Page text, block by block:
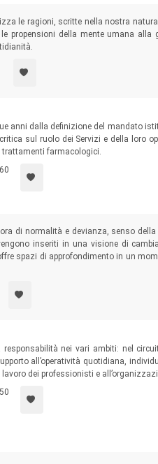
le ragioni, scritte nella nostra
propensioni della mente umana
anni dalla definizione del mandato
sul ruolo dei Servizi e della loro
trattamenti farmacologici.
di normalità e devianza, senso
inseriti in una visione di
spazi di approfondimento in un
e normativi, sia per le modifiche
responsabilità nei vari ambiti: nel
all’operatività quotidiana,
dei professionisti e